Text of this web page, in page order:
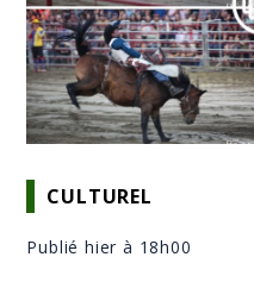
CULTUREL
Publié hier à 18h00